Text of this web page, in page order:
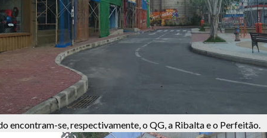
encontram-se, respectivamente, o QG, a Ribalta e o Perfeitão.